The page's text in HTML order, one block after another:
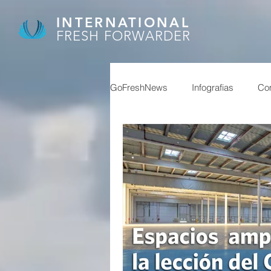
INTERNATIONAL
FRESH FORWARDER
GoFreshNews Infografias
covid, puertos china, covid
afip granos feriados
reservas superavit